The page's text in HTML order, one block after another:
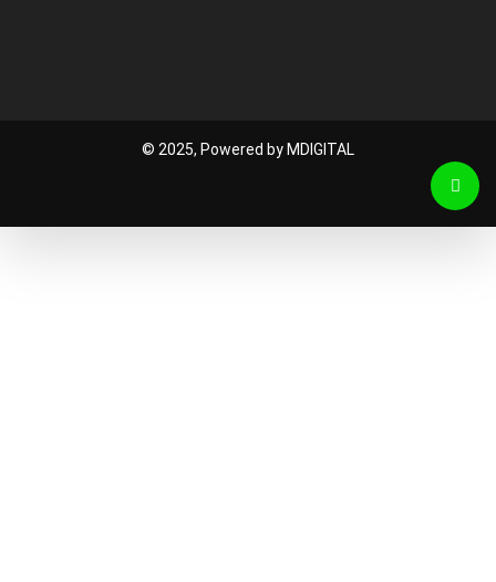
© 2025, Powered by MDIGITAL